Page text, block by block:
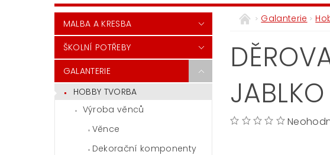
MALBA A KRESBA
ŠKOLNÍ POTŘEBY
GALANTERIE
HOBBY TVORBA
Výroba věnců
Věnce
Dekorační komponenty
Galanterie
JABLKO